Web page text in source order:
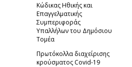
Κώδικας Ηθικής και
Επαγγελματικής
Συμπεριφοράς
Υπαλλήλων του Δημόσιου
Τομέα
Πρωτόκολλα διαχείρισης
κρούσματος Covid-19